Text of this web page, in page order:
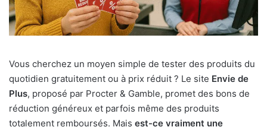
Vous cherchez un moyen simple de tester des produits du
quotidien gratuitement ou à prix réduit ? Le site Envie de
Plus, proposé par Procter & Gamble, promet des bons de
réduction généreux et parfois même des produits
totalement remboursés. Mais est-ce vraiment une